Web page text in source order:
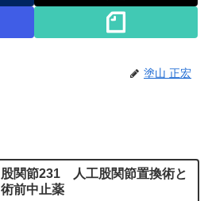
塗山 正宏
股関節231 人工股関節置換術と
術前中止薬